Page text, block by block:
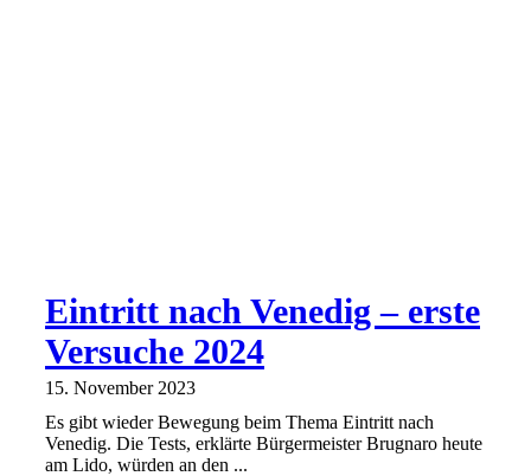
Eintritt nach Venedig – erste
Versuche 2024
15. November 2023
Es gibt wieder Bewegung beim Thema Eintritt nach
Venedig. Die Tests, erklärte Bürgermeister Brugnaro heute
am Lido, würden an den ...